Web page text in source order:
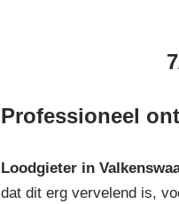
Professioneel
Loodgieter in
dat dit erg vervelend is,